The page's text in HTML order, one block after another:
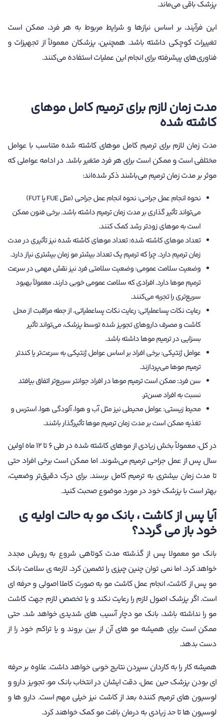
پزشک باقی می‌ماند.
این فرآیند، بر اساس نیازها و شرایط مربوط به هر فرد، ممکن است
تغییرات کوچکی داشته باشد. همچنین، پزشکان معمولاً از تجهیزات و
فناوری‌های پیشرفته برای انجام این عملیات استفاده می‌کنند.
مدت زمان لازم برای ترمیم کامل موهای
کاشته شده
مدت زمان لازم برای ترمیم کامل موهای کاشته شده متناسب با عوامل
مختلفی است و ممکن است برای هر فرد متغیر باشد. در ادامه عواملی که
موثر بر مدت زمان ترمیم می‌باشند ذکر شده‌اند:
نحوه انجام عمل جراحی: نحوه انجام عمل جراحی (مثل FUE یا FUT)
می‌تواند تأثیر گذاری بر مدت زمان ترمیم داشته باشد. برخی فنون ممکن
است به موهای زودتر رشد کمک کنند.
تعداد موهای کاشته شده: تعداد موهای کاشته شده نیز تأثیری در مدت
زمان ترمیم دارد. چرا که ترمیم یک تعداد بیشتر مو زمان بیشتری نیاز دارد.
وضعیت سلامت عمومی: وضعیت سلامتی فرد نیز نقش مهمی در سرعت
ترمیم موها دارد. افرادی که سلامت عمومی خوبی دارند، معمولاً بهبود
سریع‌تری را تجربه می‌کنند.
رعایت نکات پساعملیاتی: رعایت نکات پساعملیاتی، از جمله مراقبت از محل
کاشت و مصرف داروهای تجویز شده توسط پزشک، می‌تواند تأثیر
بسزایی در ترمیم موها داشته باشد.
عوامل ژنتیکی: برخی افراد بر اساس عوامل ژنتیکی به سرعت‌تر یا کندتر
ترمیم موها می‌پردازند.
سن فرد: ممکن است ترمیم موها در افراد جوانتر سریع‌تر اتفاق بیافتد
نسبت به افراد مسن‌تر.
محیط زیستی: عوامل محیطی نیز مثل آب و هوا، آلودگی هوا، استرس و
تغذیه ممکن است بر مدت زمان ترمیم موها تأثیرگذار باشند.
در کل، معمولاً بخش زیادی از موهای کاشته شده در طی 6 تا 12 ماه اولین
سال پس از عمل جراحی ترمیم می‌شوند. اما ممکن است برخی افراد حتی
تا مدت زمان بیشتری به ترمیم کامل برسند. برای درک دقیق‌تر وضعیت،
بهتر است با پزشک خود در مورد موضوع صحبت کنید.
آیا پس از کاشت ، بانک مو به حالت اولیه ی
خود باز می گردد؟
بانک مو معمولا پس از گذشته مدت کوتاهی شروع به رویش مجدد
خواهد کرد. اما نمی توان چنین چیزی را تضمین کرد. لازمه ی سلامت بانک
مو پس از کاشت، انجام عمل کاشت مو به صورت کاملا اصولی و حرفه ای
است. اگر پزشک اصول لازم را رعایت نکند و یا تخصص لازم جهت کاشت
مو را نداشته باشد، بانک مو دچار آسیب های شدیدی خواهد شد. حتی
ممکن است برای همیشه مو های آن از بین بروند و یا تراکم خود را از
دست بدهد.
همیشه کار را به کاردان سپردن نتایج خوبی خواهد داشت. علاوه بر حرفه
ای بودن پزشک حین عمل، دقت ایشان در انتخاب بانک مو، تجویز دارو و
لوسیون های ترمیم کننده بعد از کاشت نیز خیلی مهم است. دارو ها و
لوسیون ها تا حد زیادی به درمان بافت مو کمک خواهند کرد.